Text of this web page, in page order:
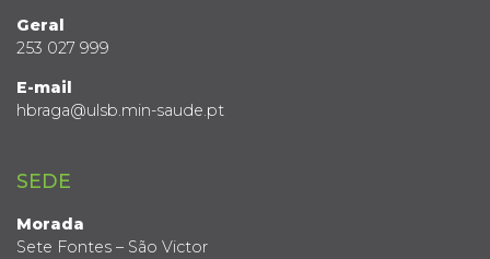
Geral
253 027 999
E-mail
hbraga@ulsb.min-saude.pt
SEDE
Morada
Sete Fontes – São Victor